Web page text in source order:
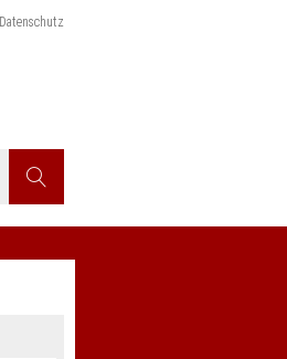
Datenschutz
Suchen